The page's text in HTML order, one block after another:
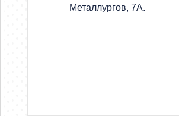
Металлургов, 7А.